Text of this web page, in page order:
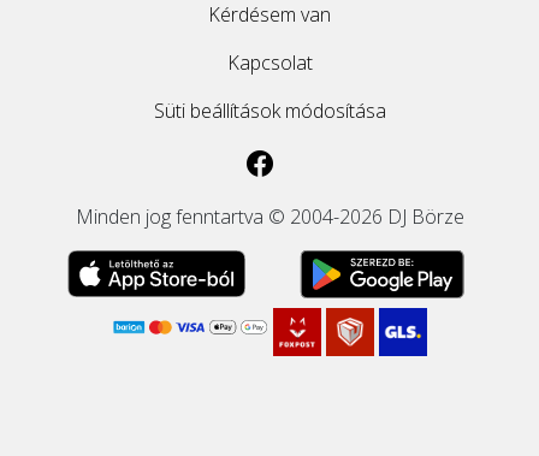
Kérdésem van
Kapcsolat
Süti beállítások módosítása
Minden jog fenntartva © 2004-2026 DJ Börze